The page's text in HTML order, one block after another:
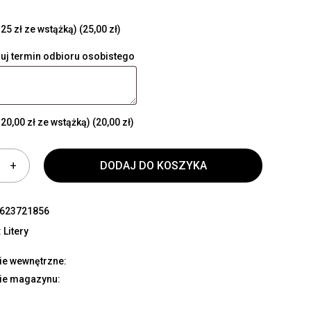
zł ze wstążką) (25,00 zł)
termin odbioru osobistego
zł ze wstążką) (20,00 zł)
DODAJ DO KOSZYKA
Litery
wewnętrzne:
magazynu: